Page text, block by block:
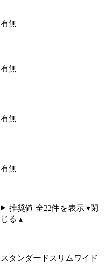
有無
有無
有無
有無
推奨値 全22件を表示 ▾閉
じる ▴
スタンダード スリム ワイド